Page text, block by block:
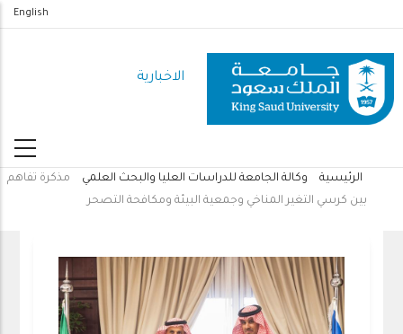
المحتوى
الرئيسي
English
الاخبارية
مسار
الرئيسية وكالة الجامعة للدراسات العليا والبحث العلمي
مذكرة تفاهم
بين كرسي التغير المناخي وجمعية البيئة ومكافحة التصحر